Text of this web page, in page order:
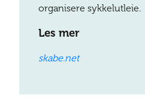
organisere sykkelutleie.
Les mer
skabe.net